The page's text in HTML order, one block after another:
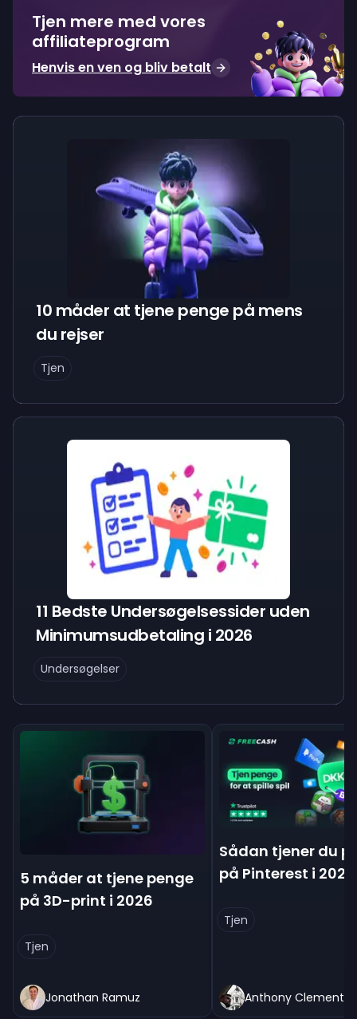
Tjen mere med vores
affiliateprogram
Henvis en ven og bliv betalt
10 måder at tjene penge på mens
du rejser
Tjen
11 Bedste Undersøgelsessider uden
Minimumsudbetaling i 2026
Undersøgelser
5 måder at tjene penge
på 3D-print i 2026
Tjen
Jonathan Ramuz
Sådan tjener du
på Pinterest i 2026
Tjen
Anthony Clement